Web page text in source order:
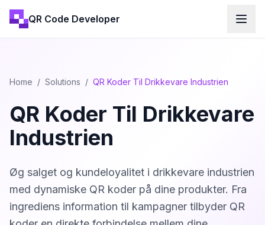
QR Code Developer
Home / Solutions / QR Koder Til Drikkevare Industrien
QR Koder Til Drikkevare
Industrien
Øg salget og kundeloyalitet i drikkevare industrien
med dynamiske QR koder på dine produkter. Fra
ingrediens information til kampagner tilbyder QR